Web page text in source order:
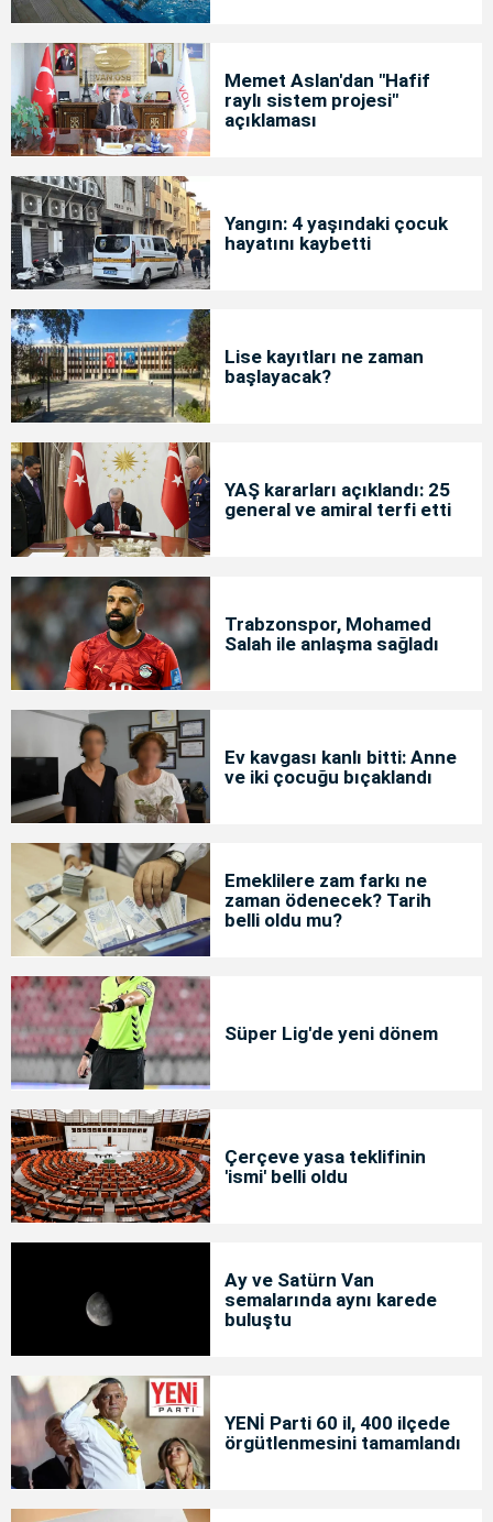
Memet Aslan'dan "Hafif
raylı sistem projesi"
açıklaması
Yangın: 4 yaşındaki çocuk
hayatını kaybetti
Lise kayıtları ne zaman
başlayacak?
YAŞ kararları açıklandı: 25
general ve amiral terfi etti
Trabzonspor, Mohamed
Salah ile anlaşma sağladı
Ev kavgası kanlı bitti: Anne
ve iki çocuğu bıçaklandı
Emeklilere zam farkı ne
zaman ödenecek? Tarih
belli oldu mu?
Süper Lig'de yeni dönem
Çerçeve yasa teklifinin
'ismi' belli oldu
Ay ve Satürn Van
semalarında aynı karede
buluştu
YENİ Parti 60 il, 400 ilçede
örgütlenmesini tamamlandı